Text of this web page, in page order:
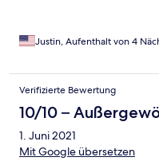
moderate amount of air our
wouldn't book this B&B
Justin, Aufenthalt von 4
Verifizierte Bewertung
10/10 –
1. Juni 2021
Mit Google übersetzen